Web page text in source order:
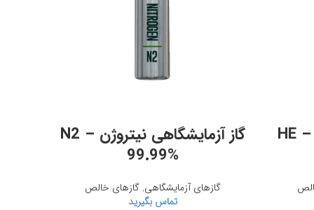
گاز آزمایشگاهی هلیوم – HE
گاز آزمایشگاهی نیتروژن – N2
99.99%
گازهای آزمایشگاهی,گازهای خالص
تماس بگیرید